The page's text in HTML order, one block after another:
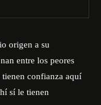
origen a su
entre los peores
tienen confianza aquí
sí le tienen